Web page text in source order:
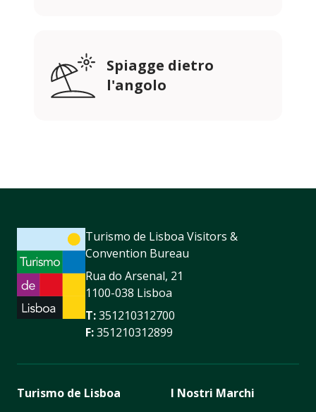
Spiagge dietro
l'angolo
Turismo de Lisboa Visitors &
Convention Bureau
Rua do Arsenal, 21
1100-038 Lisboa
T:351210312700
F:351210312899
Turismo de Lisboa
I Nostri Marchi